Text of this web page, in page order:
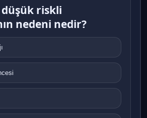
düşük riskli
nedeni nedir?